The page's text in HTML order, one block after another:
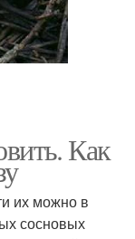
Как
их можно в
сосновых